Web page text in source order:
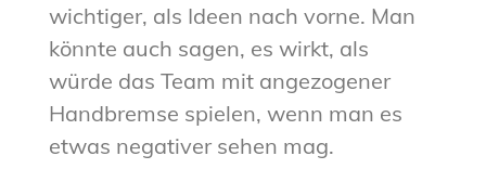
wichtiger, als Ideen nach vorne. Man
könnte auch sagen, es wirkt, als
würde das Team mit angezogener
Handbremse spielen, wenn man es
etwas negativer sehen mag.